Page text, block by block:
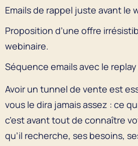
Emails de rappel juste avant le
Proposition d’une offre
webinaire.
Séquence emails avec le
Avoir un tunnel de vente est
vous le dira jamais assez : ce
c’est avant tout de connaître
qu’il recherche, ses besoins,